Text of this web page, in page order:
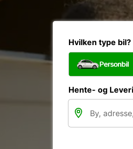
Hvilken type bil?
Personbil
Hente- og